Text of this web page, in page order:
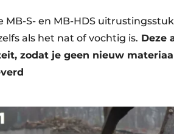
MB-S- en MB-HDS
als het nat of vochtig is. Deze
zodat je geen nieuw